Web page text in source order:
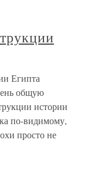
Египта
общую
истории
по-видимому,
просто не